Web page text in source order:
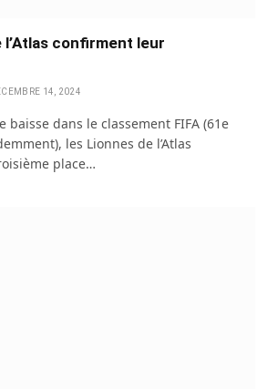
l’Atlas confirment leur
14, 2024
baisse dans le classement FIFA (61e
les Lionnes de l’Atlas
place…